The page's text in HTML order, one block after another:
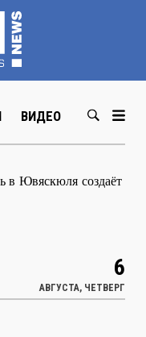
ВИДЕО ABOUT US
в Ювяскюля создаёт
6
АВГУСТА, ЧЕТВЕРГ